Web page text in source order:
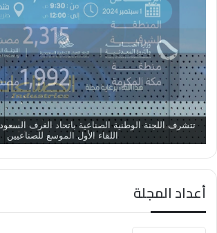
تتشرف اللجنة الوطنية الصناعية باتحاد الغرف
اللقاء الأول الموسع للصناعيين
أعداد المجلة